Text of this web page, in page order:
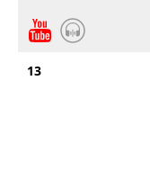
13